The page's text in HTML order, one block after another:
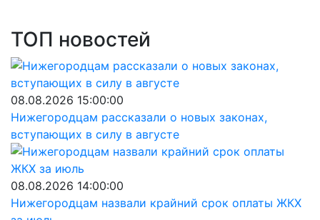
ТОП новостей
08.08.2026 15:00:00
Нижегородцам рассказали о новых законах,
вступающих в силу в августе
08.08.2026 14:00:00
Нижегородцам назвали крайний срок оплаты ЖКХ